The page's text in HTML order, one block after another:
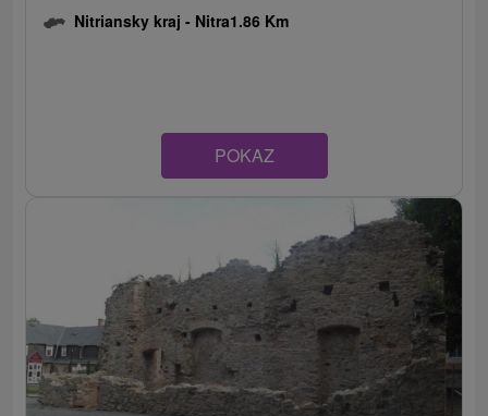
Nitriansky kraj - Nitra1.86 Km
POKAZ